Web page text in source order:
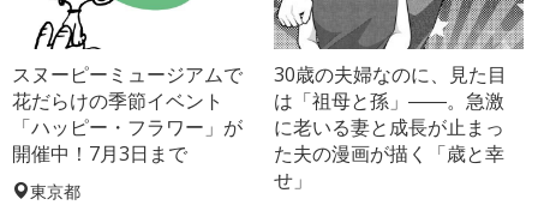
スヌーピーミュージアムで
花だらけの季節イベント
「ハッピー・フラワー」が
開催中！7月3日まで
東京都
30歳の夫婦なのに、見た目
は「祖母と孫」――。急激
に老いる妻と成長が止まっ
た夫の漫画が描く「歳と幸
せ」